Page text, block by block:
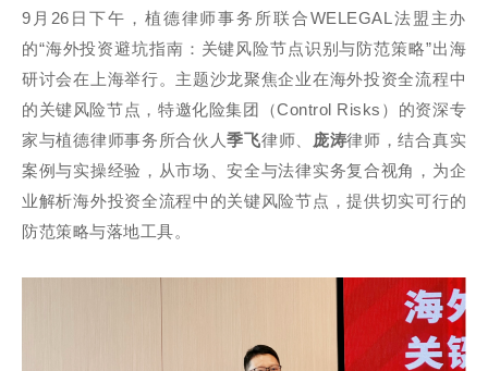
9月26日下午，植德律师事务所联合WELEGAL法盟主办
的“海外投资避坑指南：关键风险节点识别与防范策略”出海
研讨会在上海举行。主题沙龙聚焦企业在海外投资全流程中
的关键风险节点，特邀化险集团（Control Risks）的资深专
家与植德律师事务所合伙人季飞律师、 庞涛律师，结合真实
案例与实操经验，从市场、安全与法律实务复合视角，为企
业解析海外投资全流程中的关键风险节点，提供切实可行的
防范策略与落地工具。